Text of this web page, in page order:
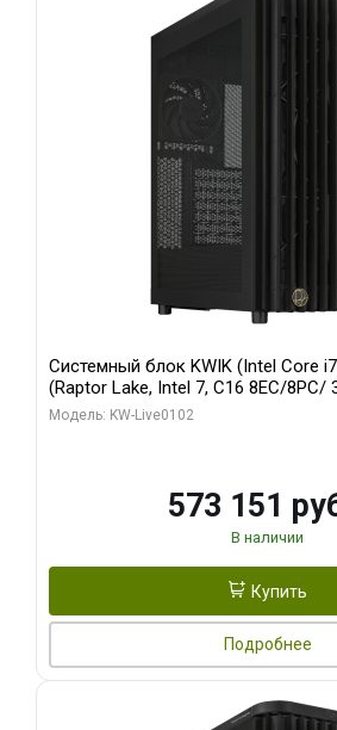
Системный блок KWIK (Intel Core
(Raptor Lake, Intel 7, C16 8EC/
модуля)/ Afox RTX4090 24GB
Модель: KW-Live0102
573 151
В наличии
Купить
Подробнее